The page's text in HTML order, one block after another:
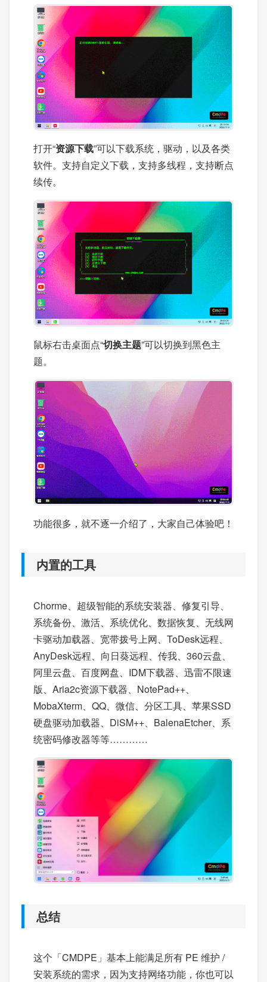
打开“资源下载”可以下载系统，驱动，以及各类
软件。支持自定义下载，支持多线程，支持断点
续传。
鼠标右击桌面点“切换主题”可以切换到黑色主
题。
功能很多，就不逐一介绍了，大家自己体验吧！
内置的工具
Chorme、超级智能的系统安装器、修复引导、
系统备份、激活、系统优化、数据恢复、无线网
卡驱动加载器、宽带拨号上网、ToDesk远程、
AnyDesk远程、向日葵远程、传我、360云盘、
阿里云盘、百度网盘、IDM下载器、迅雷不限速
版、Aria2c资源下载器、NotePad++、
MobaXterm、QQ、微信、分区工具、苹果SSD
硬盘驱动加载器、DiSM++、BalenaEtcher、系
统密码修改器等等…………
总结
这个「CMDPE」基本上能满足所有 PE 维护 /
安装系统的需求，因为支持网络功能，你也可以